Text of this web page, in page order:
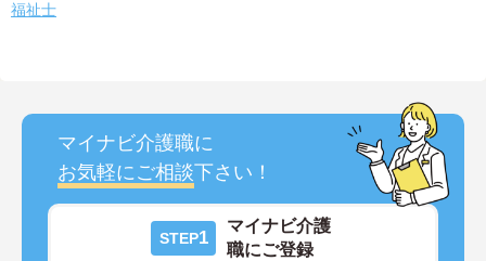
福祉士
マイナビ介護職に
お気軽にご相談下さい！
STEP1
マイナビ介護
職にご登録